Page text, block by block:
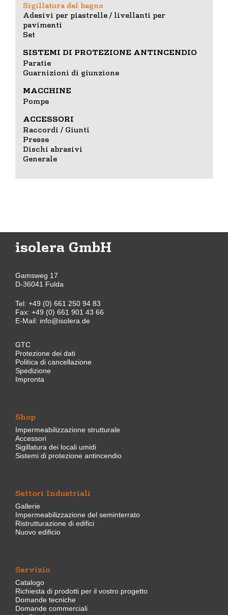
Sigillatura del bagno
Adesivi per piastrelle / livellanti per
pavimenti
Set
SISTEMI DI PROTEZIONE ANTINCENDIO
Paratie
Guarnizioni di giunzione
MACCHINE
Pompe
ACCESSORI
Raccordi / Giunti
Presse
Dischi abrasivi
Generale
isolera GmbH
Gamsweg 17
D-36041 Fulda
Tel: +49 (0) 661 250 94 83
Fax: +49 (0) 661 901 43 66
E-Mail: info@isolera.de
GTC
Protezione dei dati
Politica di cancellazione
Spedizione
Impronta
Shop
Impermeabilizzazione strutturale
Accessori
Sigillatura dei locali umidi
Sistemi di protezione antincendio
Settori Industriali
Gallerie
Impermeabilizzazione del seminterrato
Ristrutturazione di edifici
Nuovo edificio
Servizio
Catalogo
Richiesta di prodotti per il vostro progetto
Domande tecniche
Domande commerciali